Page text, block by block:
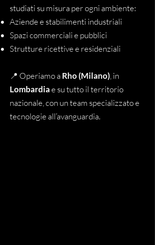
studiati su misura per ogni ambiente:
Aziende e stabilimenti industriali
Spazi commerciali e pubblici
Strutture ricettive e residenziali
📍 Operiamo aRho (Milano) , in
Lombardiae su tutto il territorio
nazionale, con un team specializzato e
tecnologie all’avanguardia.